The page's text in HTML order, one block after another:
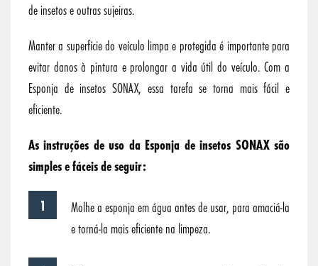
de insetos e outras sujeiras.
Manter a superfície do veículo limpa e protegida é importante para
evitar danos à pintura e prolongar a vida útil do veículo. Com a
Esponja de insetos SONAX, essa tarefa se torna mais fácil e
eficiente.
As instruções de uso da Esponja de insetos SONAX são
simples e fáceis de seguir:
Molhe a esponja em água antes de usar, para amaciá-la
e torná-la mais eficiente na limpeza.